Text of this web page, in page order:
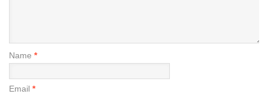
Name *
Email *